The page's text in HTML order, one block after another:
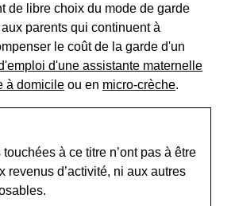
de libre choix du mode de garde
parents qui continuent à
le coût de la garde d'un
d'une assistante maternelle
à domicile ou en micro-crèche.
touchées à ce titre n’ont pas à être
revenus d’activité, ni aux autres